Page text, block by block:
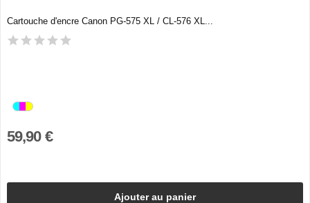
Cartouche d'encre Canon PG-575 XL / CL-576 XL...
59,90 €
Ajouter au panier